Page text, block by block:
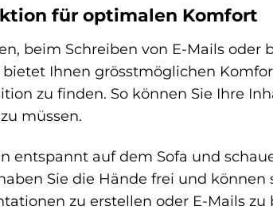
für optimalen Komfort
beim Schreiben von E-Mails
bietet Ihnen grösstmöglichen
zu finden. So können Sie Ihre
müssen.
entspannt auf dem Sofa und
Sie die Hände frei und
zu erstellen oder E-Mails